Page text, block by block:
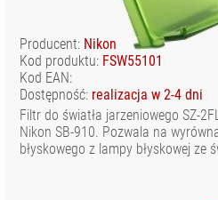
Producent: Nikon
Kod produktu: FSW55101
Kod EAN:
Dostępność: realizacja w 2-4 dni
Filtr do światła jarzeniowego SZ-
Nikon SB-910. Pozwala na
błyskowego z lampy błyskowej ze
LAMP
KABLE